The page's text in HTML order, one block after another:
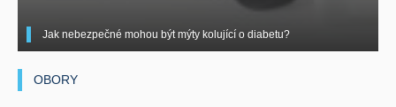
Jak nebezpečné mohou být mýty kolující o diabetu?
OBORY